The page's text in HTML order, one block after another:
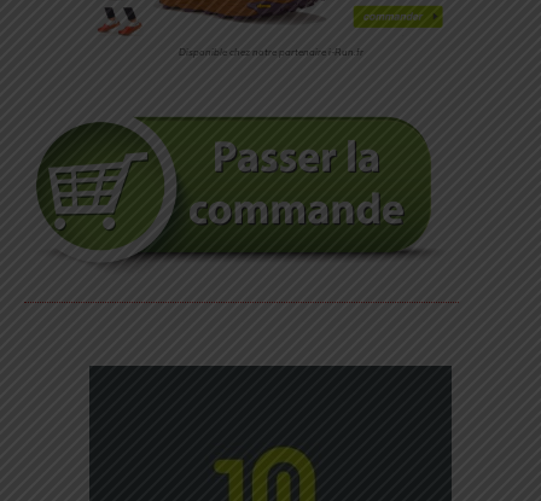
Disponible chez notre partenaire i-Run.fr